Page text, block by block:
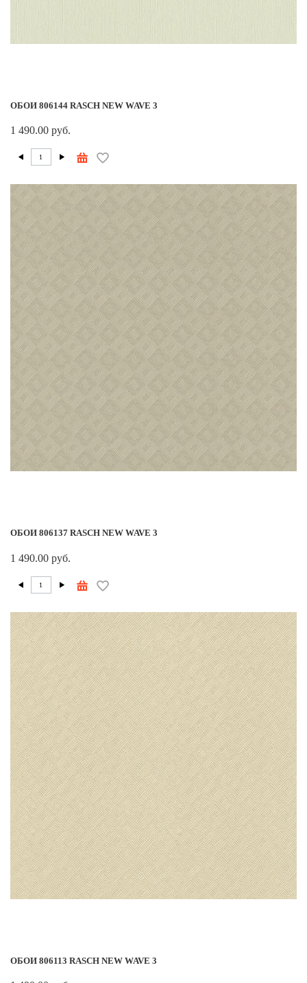
ОБОИ 806144 RASCH NEW WAVE 3
1 490.00 руб.
ОБОИ 806137 RASCH NEW WAVE 3
1 490.00 руб.
ОБОИ 806113 RASCH NEW WAVE 3